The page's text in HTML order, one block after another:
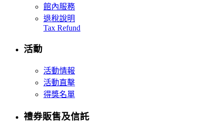
館內服務
退稅說明
Tax Refund
活動
活動情報
活動直擊
得獎名單
禮券販售及信託